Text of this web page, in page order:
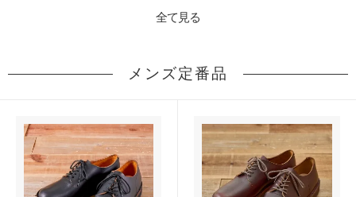
全て見る
メンズ定番品